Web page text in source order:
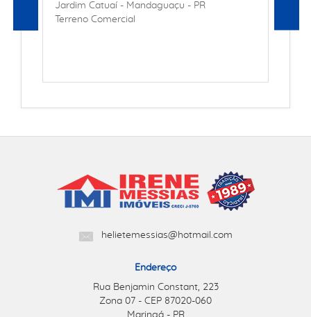
Jardim Catuaí - Mandaguaçu - PR
Terreno Comercial
helietemessias@hotmail.com
Endereço
Rua Benjamin Constant, 223
Zona 07 - CEP 87020-060
Maringá - PR